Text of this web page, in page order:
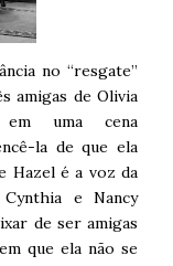
no “resgate”
amigas de Olivia
uma cena
la de que ela
Hazel é a voz da
e Nancy
de ser amigas
que ela não se